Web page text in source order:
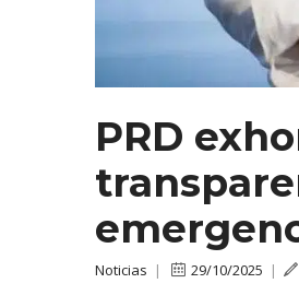
PRD
Noticias | 29/10/2025 |